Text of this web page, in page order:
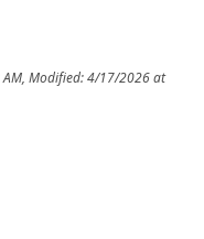
, Modified: 4/17/2026 at